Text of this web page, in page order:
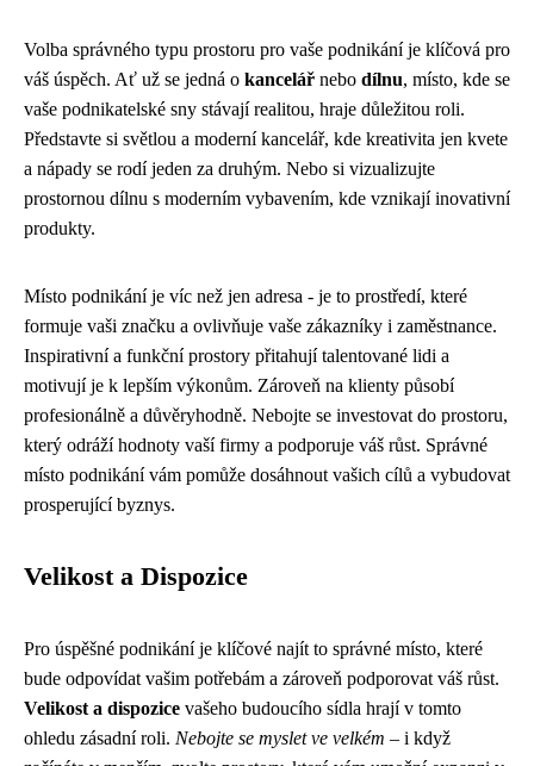
Volba správného typu prostoru pro vaše podnikání je klíčová pro
váš úspěch. Ať už se jedná o kancelář nebo dílnu, místo, kde se
vaše podnikatelské sny stávají realitou, hraje důležitou roli.
Představte si světlou a moderní kancelář, kde kreativita jen kvete
a nápady se rodí jeden za druhým. Nebo si vizualizujte
prostornou dílnu s moderním vybavením, kde vznikají inovativní
produkty.
Místo podnikání je víc než jen adresa - je to prostředí, které
formuje vaši značku a ovlivňuje vaše zákazníky i zaměstnance.
Inspirativní a funkční prostory přitahují talentované lidi a
motivují je k lepším výkonům. Zároveň na klienty působí
profesionálně a důvěryhodně. Nebojte se investovat do prostoru,
který odráží hodnoty vaší firmy a podporuje váš růst. Správné
místo podnikání vám pomůže dosáhnout vašich cílů a vybudovat
prosperující byznys.
Velikost a Dispozice
Pro úspěšné podnikání je klíčové najít to správné místo, které
bude odpovídat vašim potřebám a zároveň podporovat váš růst.
Velikost a dispozice vašeho budoucího sídla hrají v tomto
ohledu zásadní roli. Nebojte se myslet ve velkém – i když